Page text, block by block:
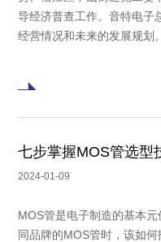
导经济普查工作。音特电子
经营情况和未来的发展规划。 周诚常委对音特电子多年来深入
竞争力。 松江区中山街道办
七步掌握MOS管选型
2024-01-09
MOS管是电子制造的基本
同品牌的MOS管时，该如